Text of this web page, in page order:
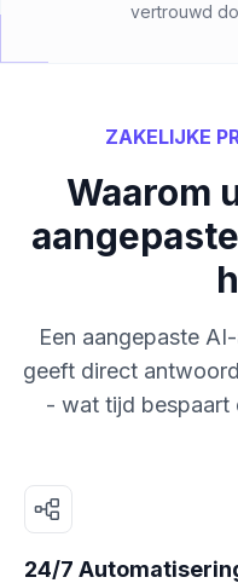
vertrouwd
ZAKELIJKE
Waarom
Een aangepaste
geeft direct
- wat tijd bespaart
24/7